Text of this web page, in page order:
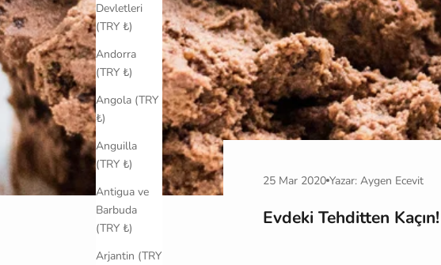
Devletleri
(TRY ₺)
Andorra
(TRY ₺)
Angola (TRY
₺)
Anguilla
(TRY ₺)
Antigua ve
Barbuda
(TRY ₺)
Arjantin (TRY
25 Mar 2020 Yazar: Aygen Ecevit
Evdeki Tehditten Kaçın!